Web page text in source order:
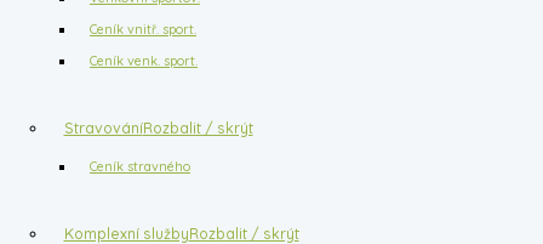
Ceník vnitř. sport.
Ceník venk. sport.
StravováníRozbalit / skrýt
Ceník stravného
Komplexní službyRozbalit / skrýt